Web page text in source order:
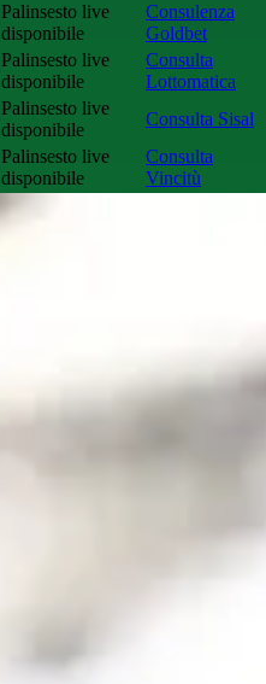
Palinsesto live
disponibile
Consulenza
Goldbet
Palinsesto live
disponibile
Consulta
Lottomatica
Palinsesto live
disponibile
Consulta Sisal
Palinsesto live
disponibile
Consulta
Vincitù